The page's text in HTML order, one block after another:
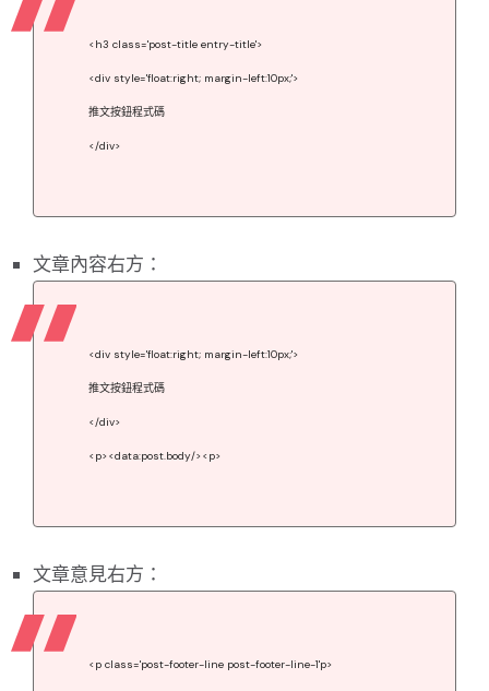
<h3 class='post-title entry-title'>
<div style='float:right; margin-left:10px;'>
推文按鈕程式碼
</div>
文章內容右方：
<div style='float:right; margin-left:10px;'>
推文按鈕程式碼
</div>
<p><data:post.body/><p>
文章意見右方：
<p class='post-footer-line post-footer-line-1'p>